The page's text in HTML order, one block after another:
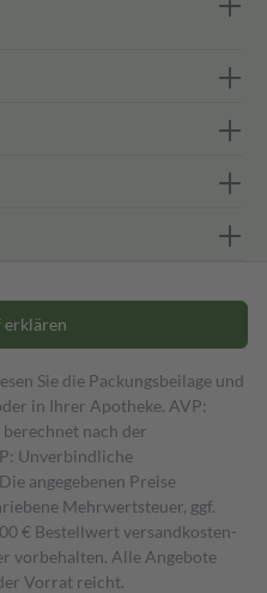
Sie die Packungsbeilage und
in Ihrer Apotheke. AVP:
nach der
Unverbindliche
angegebenen Preise
Mehrwertsteuer, ggf.
€ Bestell­wert versand­kosten­
vorbehalten. Alle Angebote
Vorrat reicht.